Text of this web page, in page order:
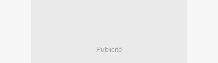
Publicité